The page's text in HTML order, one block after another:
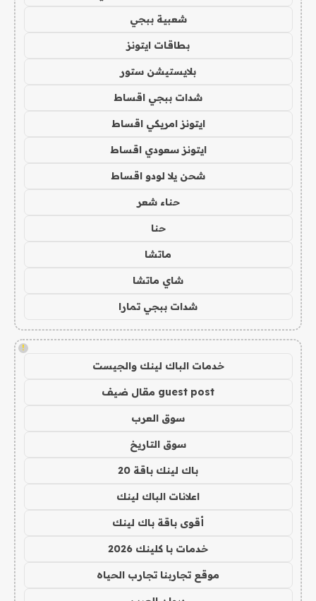
شعبية ببجي
بطاقات ايتونز
بلايستيشن ستور
شدات ببجي اقساط
ايتونز امريكي اقساط
ايتونز سعودي اقساط
شحن يلا لودو اقساط
حناء شعر
حنا
ماتشا
شاي ماتشا
شدات ببجي تمارا
!
خدمات الباك لينك والجيست
guest post مقال ضيف
سوق العرب
سوق التاريخ
باك لينك باقة 20
اعلانات الباك لينك
أقوى باقة باك لينك
خدمات با كلينك 2026
موقع تجاربنا تجارب الحياه